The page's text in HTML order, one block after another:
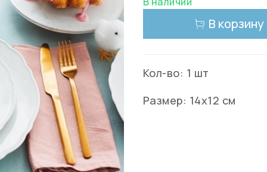
В корзину
Кол-во: 1 шт
Размер: 14х12 см